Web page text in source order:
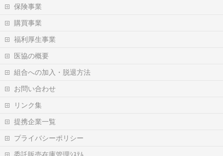
保険事業
購買事業
福利厚生事業
医協の概要
組合への加入・脱退方法
お問い合わせ
リンク集
提携企業一覧
プライバシーポリシー